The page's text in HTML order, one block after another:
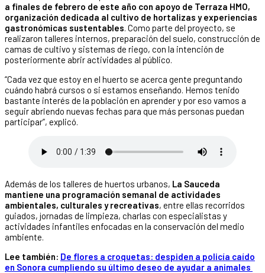
a finales de febrero de este año con apoyo de Terraza HMO,
organización dedicada al cultivo de hortalizas y experiencias
gastronómicas sustentables . Como parte del proyecto, se
realizaron talleres internos, preparación del suelo, construcción de
camas de cultivo y sistemas de riego, con la intención de
posteriormente abrir actividades al público.
“Cada vez que estoy en el huerto se acerca gente preguntando
cuándo habrá cursos o si estamos enseñando. Hemos tenido
bastante interés de la población en aprender y por eso vamos a
seguir abriendo nuevas fechas para que más personas puedan
participar”, explicó.
Además de los talleres de huertos urbanos, La Sauceda
mantiene una programación semanal de actividades
ambientales, culturales y recreativas, entre ellas recorridos
guiados, jornadas de limpieza, charlas con especialistas y
actividades infantiles enfocadas en la conservación del medio
ambiente.
Lee también: De flores a croquetas: despiden a policía caído
en Sonora cumpliendo su último deseo de ayudar a animales